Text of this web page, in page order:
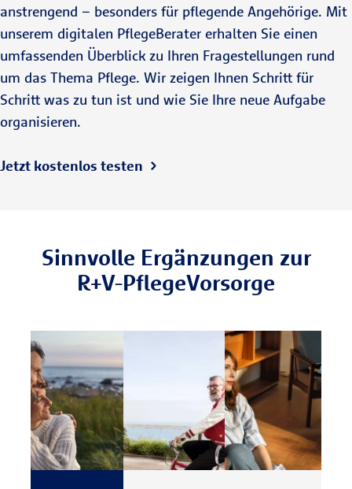
anstrengend – besonders für pflegende Angehörige. Mit
unserem digitalen PflegeBerater erhalten Sie einen
umfassenden Überblick zu Ihren Fragestellungen rund
um das Thema Pflege. Wir zeigen Ihnen Schritt für
Schritt was zu tun ist und wie Sie Ihre neue Aufgabe
organisieren.
Jetzt kostenlos testen
Sinnvolle Ergän­zungen zur
R+V-PflegeVorsorge